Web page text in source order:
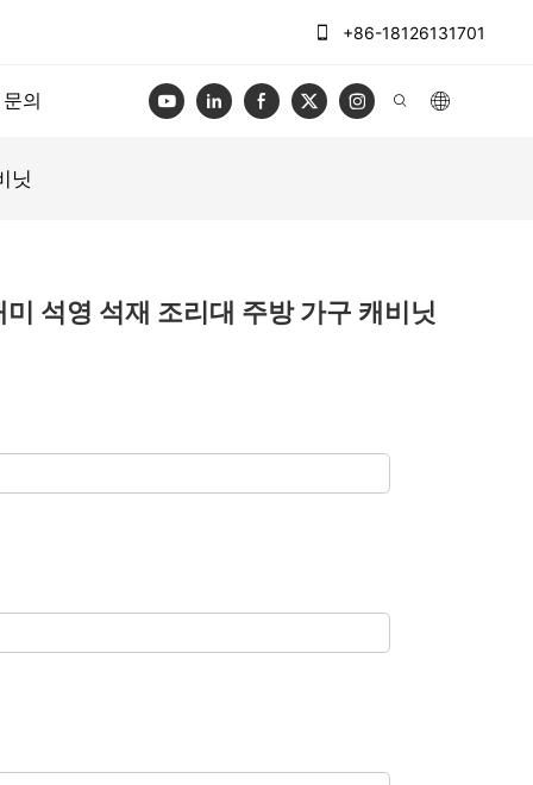
+86-18126131701
문의
닛
석영 석재 조리대 주방 가구 캐비닛